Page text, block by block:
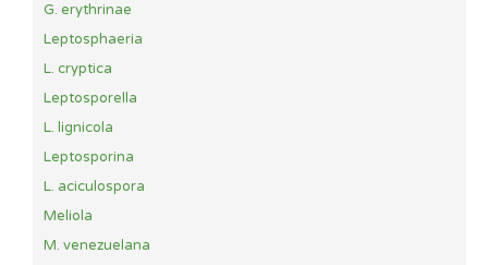
G. erythrinae
Leptosphaeria
L. cryptica
Leptosporella
L. lignicola
Leptosporina
L. aciculospora
Meliola
M. venezuelana